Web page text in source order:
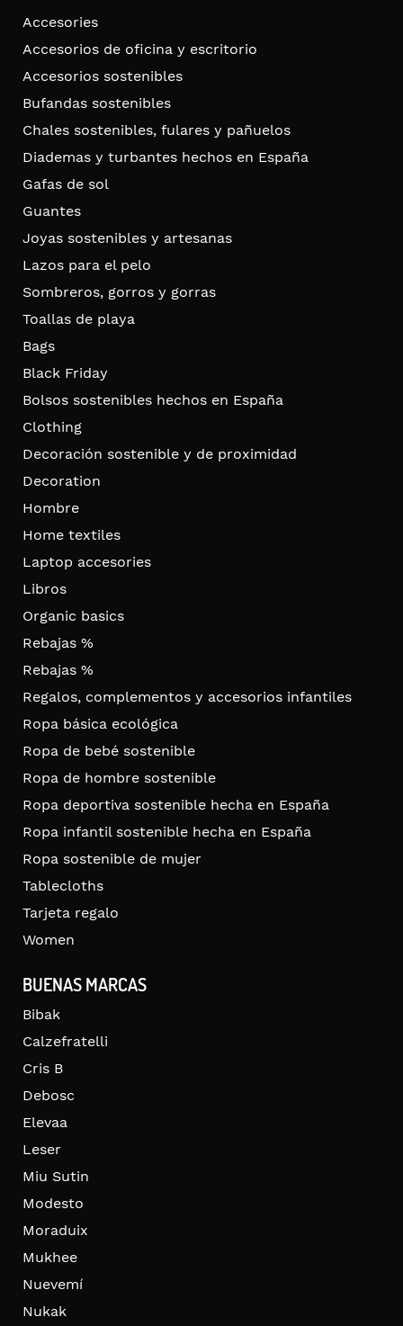
Accesories
Accesorios de oficina y escritorio
Accesorios sostenibles
Bufandas sostenibles
Chales sostenibles, fulares y pañuelos
Diademas y turbantes hechos en España
Gafas de sol
Guantes
Joyas sostenibles y artesanas
Lazos para el pelo
Sombreros, gorros y gorras
Toallas de playa
Bags
Black Friday
Bolsos sostenibles hechos en España
Clothing
Decoración sostenible y de proximidad
Decoration
Hombre
Home textiles
Laptop accesories
Libros
Organic basics
Rebajas %
Rebajas %
Regalos, complementos y accesorios infantiles
Ropa básica ecológica
Ropa de bebé sostenible
Ropa de hombre sostenible
Ropa deportiva sostenible hecha en España
Ropa infantil sostenible hecha en España
Ropa sostenible de mujer
Tablecloths
Tarjeta regalo
Women
BUENAS MARCAS
Bibak
Calzefratelli
Cris B
Debosc
Elevaa
Leser
Miu Sutin
Modesto
Moraduix
Mukhee
Nuevemí
Nukak